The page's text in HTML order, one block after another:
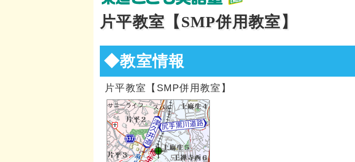
片平教室【SMP併用教室】
◆教室情報
片平教室【SMP併用教室】